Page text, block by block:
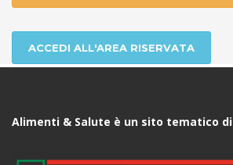
ACCEDI ALL'AREA RISERVATA
Alimenti & Salute è un sito tematico di